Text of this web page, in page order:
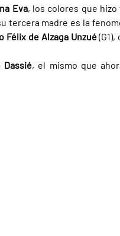
Eva, los colores que hizo
tercera madre es la
Félix de Alzaga Unzué
Dassié, el mismo que